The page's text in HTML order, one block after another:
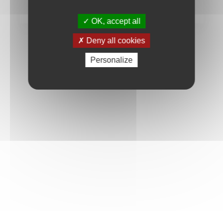
Le quotidien avec Agenda A2
OK, accept all
Deny all cookies
Personalize